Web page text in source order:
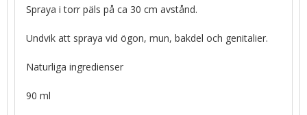
Spraya i torr päls på ca 30 cm avstånd.
Undvik att spraya vid ögon, mun, bakdel och genitalier.
Naturliga ingredienser
90 ml